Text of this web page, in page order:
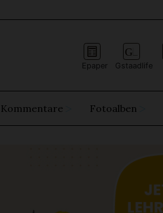
Epaper Gstaadlife
Kommentare Fotoalben